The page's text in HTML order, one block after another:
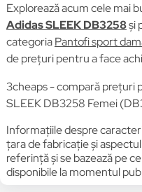
Explorează acum cele mai
Adidas SLEEK DB3258și
categoriaPantofi sport
de prețuri pentru a face
3cheaps - compară prețuri
SLEEK DB3258 Femei
Informațiile despre
țara de fabricație și
referință și se bazează pe
disponibile la momentul